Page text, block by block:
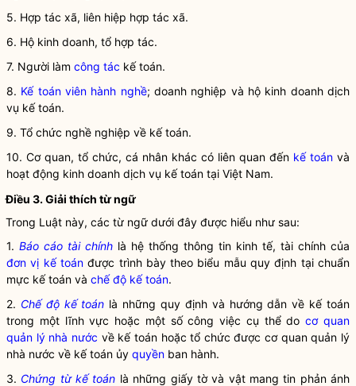
5. Hợp tác xã, liên hiệp hợp tác xã.
6. Hộ kinh doanh, tổ hợp tác.
7. Người làm công tác kế toán.
8. Kế toán viên hành nghề; doanh nghiệp và hộ kinh doanh dịch
vụ kế toán.
9. Tổ chức nghề nghiệp về kế toán.
10. Cơ quan, tổ chức, cá nhân khác có liên quan đến kế toán và
hoạt động kinh doanh dịch vụ kế toán tại Việt Nam.
Điều 3. Giải thích từ ngữ
Trong Luật này, các từ ngữ dưới đây được hiểu như sau:
1. Báo cáo tài chính là hệ thống thông tin kinh tế, tài chính của
đơn vị kế toánđược trình bày theo biểu mẫu quy định tại chuẩn
mực kế toán và chế độ kế toán.
2. Chế độ kế toán là những quy định và hướng dẫn về kế toán
trong một lĩnh vực hoặc một số công việc cụ thể docơ quan
quản lý nhà nước về kế toán hoặc tổ chức đượccơ quan quản lý
nhà nước về kế toán ủy quyền ban hành.
3. Chứng từ kế toán là những giấy tờ và vật mang tin phản ánh